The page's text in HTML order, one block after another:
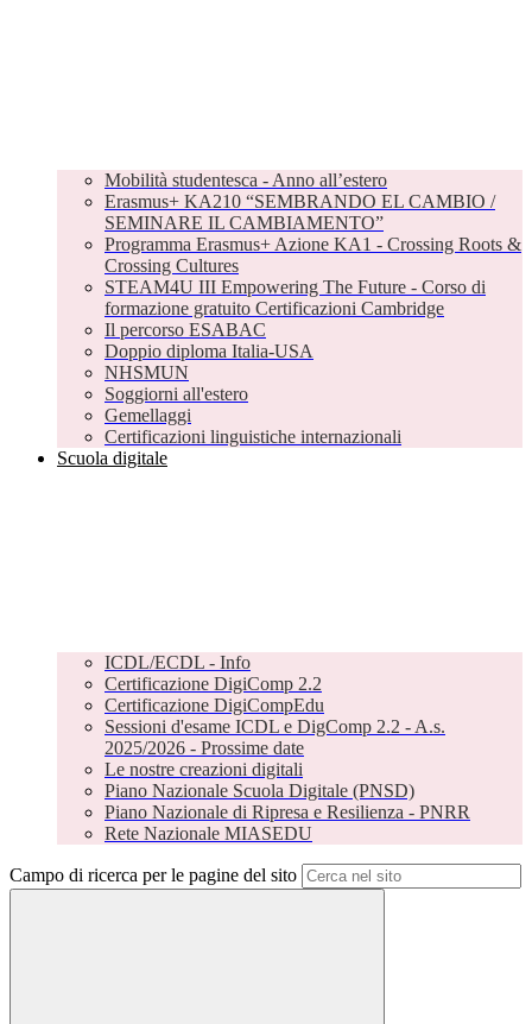
Mobilità studentesca - Anno all’estero
Erasmus+ KA210 “SEMBRANDO EL CAMBIO /
SEMINARE IL CAMBIAMENTO”
Programma Erasmus+ Azione KA1 - Crossing Roots &
Crossing Cultures
STEAM4U III Empowering The Future - Corso di
formazione gratuito Certificazioni Cambridge
Il percorso ESABAC
Doppio diploma Italia-USA
NHSMUN
Soggiorni all'estero
Gemellaggi
Certificazioni linguistiche internazionali
Scuola digitale
ICDL/ECDL - Info
Certificazione DigiComp 2.2
Certificazione DigiCompEdu
Sessioni d'esame ICDL e DigComp 2.2 - A.s.
2025/2026 - Prossime date
Le nostre creazioni digitali
Piano Nazionale Scuola Digitale (PNSD)
Piano Nazionale di Ripresa e Resilienza - PNRR
Rete Nazionale MIASEDU
Campo di ricerca per le pagine del sito